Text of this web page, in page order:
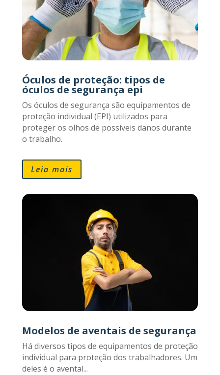
Óculos de proteção: tipos de
óculos de segurança epi
Os óculos de segurança são equipamentos de
proteção individual (EPI) utilizados para
proteger os olhos de possíveis danos durante
o trabalho.
Leia mais
Modelos de aventais de segurança
Há diversos tipos de equipamentos de proteção
individual para proteção dos trabalhadores. Um
deles é o avental...